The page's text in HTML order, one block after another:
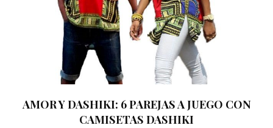
AMOR Y DASHIKI: 6 PAREJAS A JUEGO CON
CAMISETAS DASHIKI